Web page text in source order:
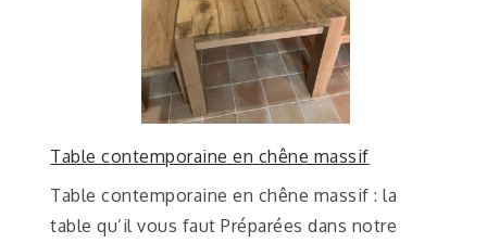
Table contemporaine en chêne massif
Table contemporaine en chêne massif : la
table qu’il vous faut Préparées dans notre